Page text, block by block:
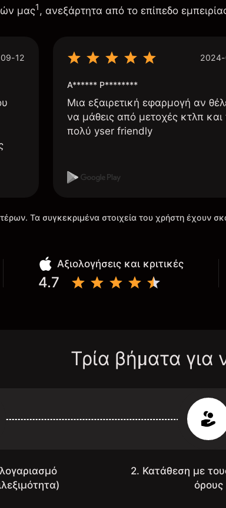
μας1, ανεξάρτητα από το επίπεδο
12
A****** P********
Μια εξαιρετική εφαρμογή αν
να μάθεις από μετοχές κτλπ
πολύ yser friendly
Τα συγκεκριμένα στοιχεία του χρήστη έχουν
Αξιολογήσεις και κριτικές
4.7
Τρία βήματα για
2. Κατάθεση με
όρους